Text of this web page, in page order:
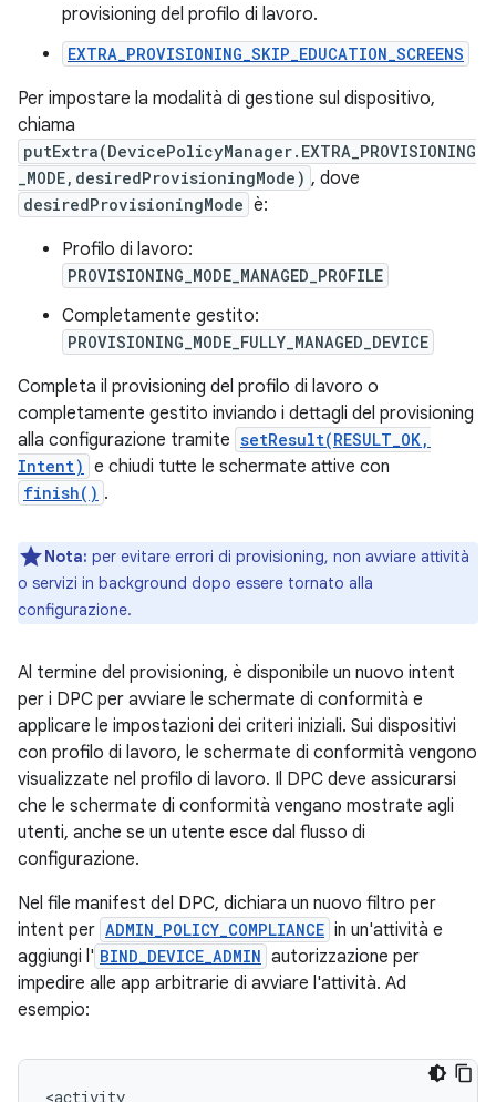
provisioning del profilo di lavoro.
EXTRA_PROVISIONING_SKIP_EDUCATION_SCREENS
Per impostare la modalità di gestione sul dispositivo,
chiama
putExtra(DevicePolicyManager.EXTRA_PROVISIONING
_MODE,desiredProvisioningMode) , dove
desiredProvisioningMode è:
Profilo di lavoro:
PROVISIONING_MODE_MANAGED_PROFILE
Completamente gestito:
PROVISIONING_MODE_FULLY_MANAGED_DEVICE
Completa il provisioning del profilo di lavoro o
completamente gestito inviando i dettagli del provisioning
alla configurazione tramite setResult(RESULT_OK,
Intent) e chiudi tutte le schermate attive con
finish() .
Nota: per evitare errori di provisioning, non avviare attività
o servizi in background dopo essere tornato alla
configurazione.
Al termine del provisioning, è disponibile un nuovo intent
per i DPC per avviare le schermate di conformità e
applicare le impostazioni dei criteri iniziali. Sui dispositivi
con profilo di lavoro, le schermate di conformità vengono
visualizzate nel profilo di lavoro. Il DPC deve assicurarsi
che le schermate di conformità vengano mostrate agli
utenti, anche se un utente esce dal flusso di
configurazione.
Nel file manifest del DPC, dichiara un nuovo filtro per
intent per ADMIN_POLICY_COMPLIANCE in un'attività e
aggiungi l' BIND_DEVICE_ADMIN autorizzazione per
impedire alle app arbitrarie di avviare l'attività. Ad
esempio: